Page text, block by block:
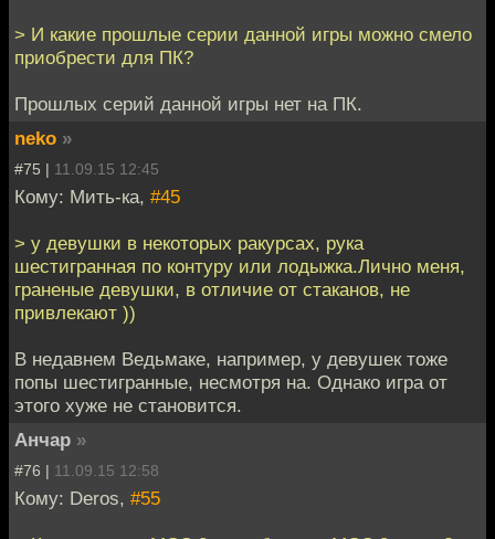
> И какие прошлые серии данной игры можно смело
приобрести для ПК?
Прошлых серий данной игры нет на ПК.
neko »
#75 | 11.09.15 12:45
Кому: Мить-ка, #45
> у девушки в некоторых ракурсах, рука
шестигранная по контуру или лодыжка.Лично меня,
граненые девушки, в отличие от стаканов, не
привлекают ))
В недавнем Ведьмаке, например, у девушек тоже
попы шестигранные, несмотря на. Однако игра от
этого хуже не становится.
Анчар »
#76 | 11.09.15 12:58
Кому: Deros, #55